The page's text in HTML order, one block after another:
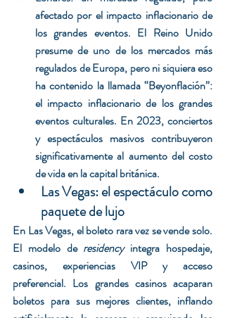
afectado por el impacto inflacionario de
los grandes eventos. El Reino Unido
presume de uno de los mercados más
regulados de Europa, pero ni siquiera eso
ha contenido la llamada “Beyonflación”:
el impacto inflacionario de los grandes
eventos culturales. En 2023, conciertos
y espectáculos masivos contribuyeron
significativamente al aumento del costo
de vida en la capital británica.
Las Vegas: el espectáculo como
paquete de lujo
En Las Vegas, el boleto rara vez se vende solo.
El modelo de residency integra hospedaje,
casinos, experiencias VIP y acceso
preferencial. Los grandes casinos acaparan
boletos para sus mejores clientes, inflando